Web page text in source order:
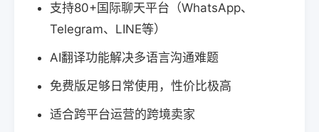
支持80+国际聊天平台（WhatsApp、
Telegram、LINE等）
AI翻译功能解决多语言沟通难题
免费版足够日常使用，性价比极高
适合跨平台运营的跨境卖家